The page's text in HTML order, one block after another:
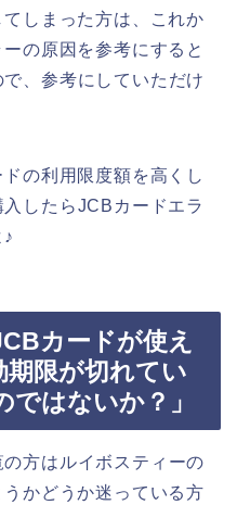
しまった方は、これか
の原因を参考にすると
、参考にしていただけ
の利用限度額を高くし
したらJCBカードエラ
カードが使え
期限が切れてい
はないか？」
方はルイボスティーの
かどうか迷っている方